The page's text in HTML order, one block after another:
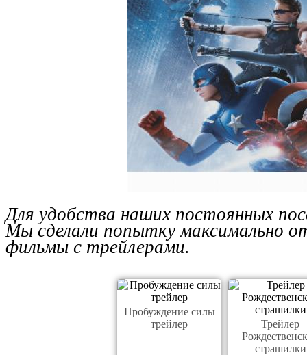
Для удобства наших постоянных
Мы сделали попытку максимально
фильмы с трейлерами.
Пробуждение силы
трейлер
Трейлер
страшилки